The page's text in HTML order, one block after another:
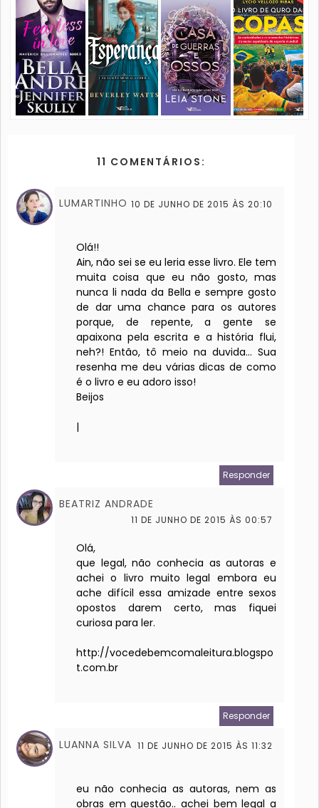
11 COMENTÁRIOS:
LUMARTINHO 10 DE JUNHO DE 2015 ÀS 20:10
Olá!!
Ain, não sei se eu leria esse livro. Ele tem
muita coisa que eu não gosto, mas
nunca li nada da Bella e sempre gosto
de dar uma chance para os autores
porque, de repente, a gente se
apaixona pela escrita e a história flui,
neh?! Então, tô meio na duvida... Sua
resenha me deu várias dicas de como
é o livro e eu adoro isso!
Beijos
|
Responder
BEATRIZ ANDRADE
11 DE JUNHO DE 2015 ÀS 00:57
Olá,
que legal, não conhecia as autoras e
achei o livro muito legal embora eu
ache difícil essa amizade entre sexos
opostos darem certo, mas fiquei
curiosa para ler.
http://vocedebemcomaleitura.blogspo
t.com.br
Responder
LUANNA SILVA 11 DE JUNHO DE 2015 ÀS 11:32
eu não conhecia as autoras, nem as
obras em questão.. achei bem legal a